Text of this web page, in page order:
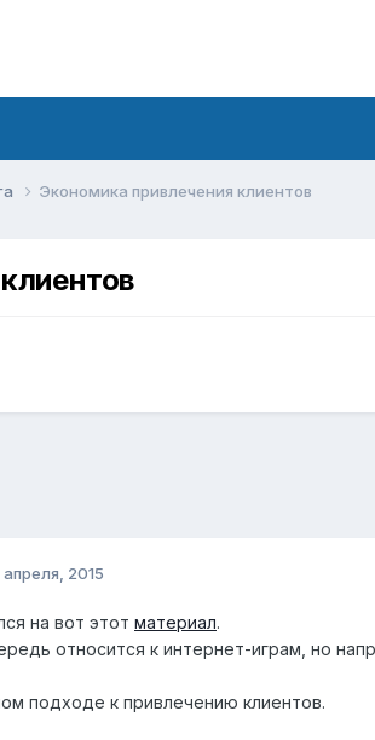
Экономика привлечения клиентов
апреля, 2015
на вот этот материал.
относится к интернет-играм, но
подходе к привлечению клиентов.